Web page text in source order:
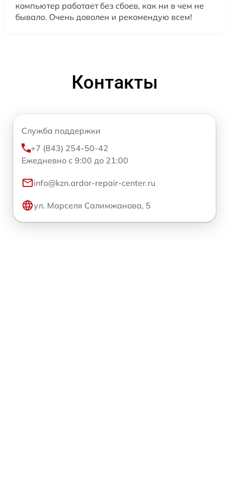
компьютер работает без сбоев, как ни в чем не
бывало. Очень доволен и рекомендую всем!
Контакты
Служба поддержки
+7 (843) 254-50-42
Ежедневно с 9:00 до 21:00
info@kzn.ardor-repair-center.ru
ул. Марселя Салимжанова, 5